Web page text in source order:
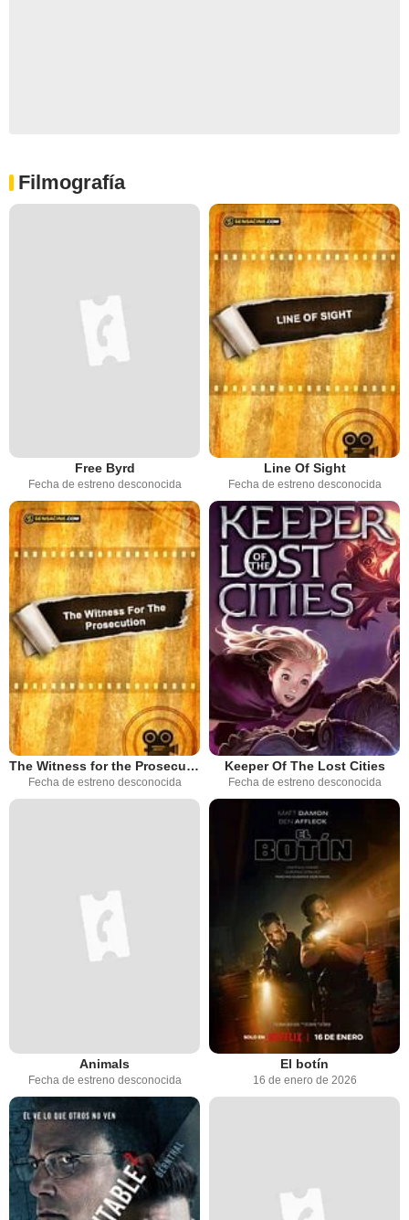
Filmografía
Free Byrd
Fecha de estreno desconocida
Line Of Sight
Fecha de estreno desconocida
The Witness for the Prosecution
Fecha de estreno desconocida
Keeper Of The Lost Cities
Fecha de estreno desconocida
Animals
Fecha de estreno desconocida
El botín
16 de enero de 2026